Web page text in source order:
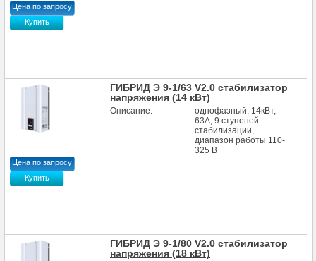
Цена по запросу
Купить
ГИБРИД Э 9-1/63 V2.0 стабилизатор
напряжения (14 кВт)
Описание:
однофазный, 14кВт,
63А, 9 ступеней
стабилизации,
диапазон работы 110-
325 В
Цена по запросу
Купить
ГИБРИД Э 9-1/80 V2.0 стабилизатор
напряжения (18 кВт)